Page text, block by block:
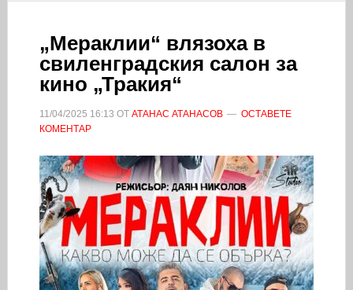
„Мераклии“ влязоха в
свиленградския салон за
кино „Тракия“
11/04/2025 16:13 ОТ АТАНАС АТАНАСОВ
ОСТАВЕТЕ
КОМЕНТАР